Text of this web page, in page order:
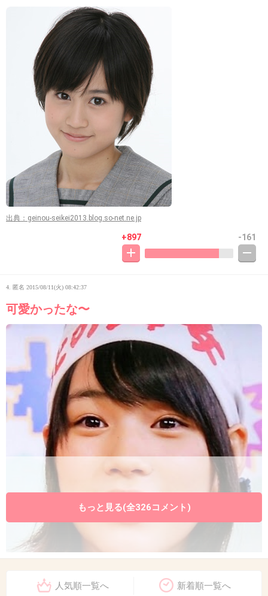
出典：geinou-seikei2013.blog.so-net.ne.jp
+897 -161
4. 匿名 2015/08/11(火) 08:42:37
可愛かったな〜
もっと見る(全326コメント)
人気順一覧へ 新着順一覧へ